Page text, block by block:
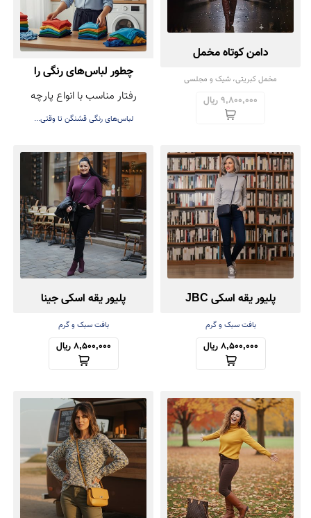
دامن کوتاه مخمل
مخمل کبریتی، شیک و مجلسی
9,800,000 ریال
چطور لباس‌های رنگی را
بشوییم تا رنگشان نرود؟
رفتار مناسب با انواع پارچه
لباس‌های رنگی قشنگن تا وقتی...
پلیور یقه اسکی JBC
بافت سبک و گرم
8,500,000 ریال
پلیور یقه اسکی جینا
بافت سبک و گرم
8,500,000 ریال